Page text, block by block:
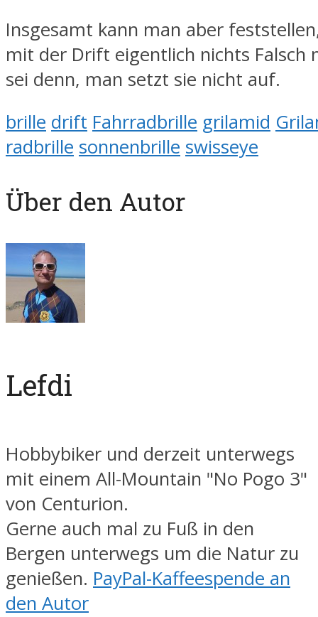
Insgesamt kann man aber
mit der Drift eigentlich nichts Falsch
sei denn, man setzt sie nicht auf.
brille drift Fahrradbrille grilamid
radbrille sonnenbrille swisseye
Über den Autor
Lefdi
Hobbybiker und derzeit unterwegs
mit einem All-Mountain "No Pogo 3"
von Centurion.
Gerne auch mal zu Fuß in den
Bergen unterwegs um die Natur zu
genießen. PayPal-Kaffeespende an
den Autor